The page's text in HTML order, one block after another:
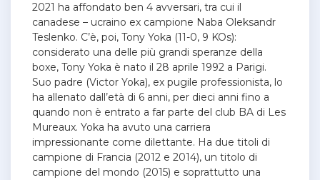
2021 ha affondato ben 4 avversari, tra cui il
canadese – ucraino ex campione Naba Oleksandr
Teslenko. C’è, poi, Tony Yoka (11-0, 9 KOs):
considerato una delle più grandi speranze della
boxe, Tony Yoka è nato il 28 aprile 1992 a Parigi.
Suo padre (Victor Yoka), ex pugile professionista, lo
ha allenato dall’età di 6 anni, per dieci anni fino a
quando non è entrato a far parte del club BA di Les
Mureaux. Yoka ha avuto una carriera
impressionante come dilettante. Ha due titoli di
campione di Francia (2012 e 2014), un titolo di
campione del mondo (2015) e soprattutto una